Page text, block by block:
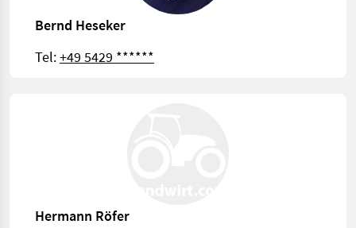
Bernd Heseker
Tel:+49 5429 ******
Hermann Röfer